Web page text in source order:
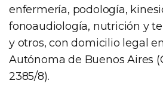
enfermería, podología,
fonoaudiología, nutrición y
y otros, con domicilio legal
Autónoma de Buenos Aires
2385/8).